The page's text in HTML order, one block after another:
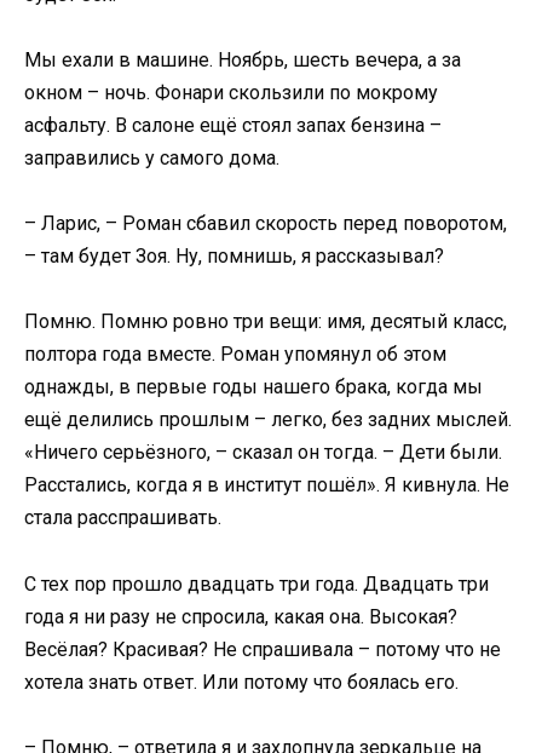
Мы ехали в машине. Ноябрь, шесть вечера, а за
окном – ночь. Фонари скользили по мокрому
асфальту. В салоне ещё стоял запах бензина –
заправились у самого дома.
– Ларис, – Роман сбавил скорость перед поворотом,
– там будет Зоя. Ну, помнишь, я рассказывал?
Помню. Помню ровно три вещи: имя, десятый класс,
полтора года вместе. Роман упомянул об этом
однажды, в первые годы нашего брака, когда мы
ещё делились прошлым – легко, без задних мыслей.
«Ничего серьёзного, – сказал он тогда. – Дети были.
Расстались, когда я в институт пошёл». Я кивнула. Не
стала расспрашивать.
С тех пор прошло двадцать три года. Двадцать три
года я ни разу не спросила, какая она. Высокая?
Весёлая? Красивая? Не спрашивала – потому что не
хотела знать ответ. Или потому что боялась его.
– Помню, – ответила я и захлопнула зеркальце на